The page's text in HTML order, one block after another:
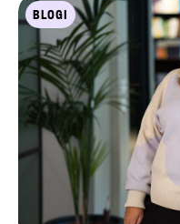
BLOGI